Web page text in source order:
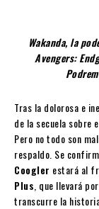
Wakanda, la
Avengers:
Tras la dolorosa e
de la secuela sobre
Pero no todo son
respaldo. Se
Coogler estará al
Plus , que llevará
transcurre la